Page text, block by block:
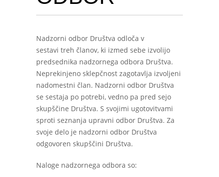
Nadzorni odbor Društva odloča v
sestavi treh članov, ki izmed sebe izvolijo
predsednika nadzornega odbora Društva.
Neprekinjeno sklepčnost zagotavlja izvoljeni
nadomestni član. Nadzorni odbor Društva
se sestaja po potrebi, vedno pa pred sejo
skupščine Društva. S svojimi ugotovitvami
sproti seznanja upravni odbor Društva. Za
svoje delo je nadzorni odbor Društva
odgovoren skupščini Društva.
Naloge nadzornega odbora so: